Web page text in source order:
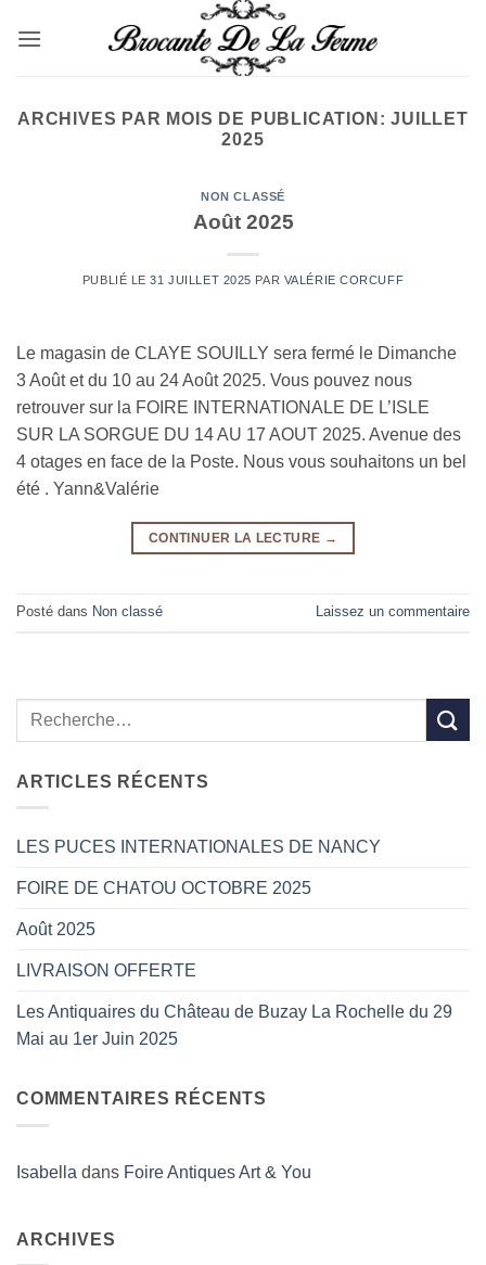
ARCHIVES PAR MOIS DE PUBLICATION:JUILLET
2025
NON CLASSÉ
Août 2025
PUBLIÉ LE31 JUILLET 2025 PAR VALÉRIE CORCUFF
Le magasin de CLAYE SOUILLY sera fermé le Dimanche
3 Août et du 10 au 24 Août 2025. Vous pouvez nous
retrouver sur la FOIRE INTERNATIONALE DE L’ISLE
SUR LA SORGUE DU 14 AU 17 AOUT 2025. Avenue des
4 otages en face de la Poste. Nous vous souhaitons un bel
été . Yann&Valérie
CONTINUER LA LECTURE →
Posté dans Non classé Laissez un commentaire
ARTICLES RÉCENTS
LES PUCES INTERNATIONALES DE NANCY
FOIRE DE CHATOU OCTOBRE 2025
Août 2025
LIVRAISON OFFERTE
Les Antiquaires du Château de Buzay La Rochelle du 29
Mai au 1er Juin 2025
COMMENTAIRES RÉCENTS
Isabella dans Foire Antiques Art & You
ARCHIVES